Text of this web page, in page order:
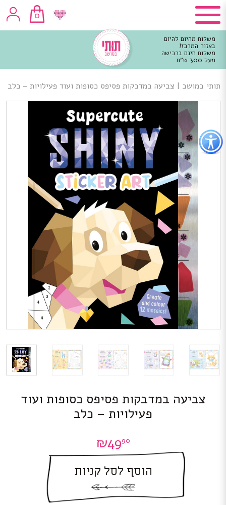
כפתור
לפתיחת
תפריט
נגישות
0
משלוח מהיום להיום
באזור המרכז!
משלוח חינם ברכישה
מעל 300 ש"ח
מרכזי
תותי במושב | צביעה במדבקות פסיפס כסופות ועוד פעילויות – כלב
צביעה במדבקות פסיפס כסופות ועוד
פעילויות – כלב
₪4990
הוסף לסל קניות